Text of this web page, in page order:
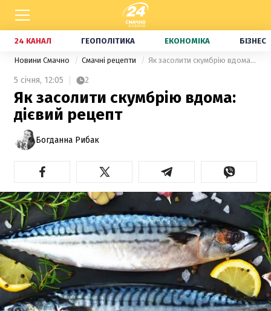
24 КАНАЛ ГЕОПОЛІТИКА ЕКОНОМІКА БІЗНЕС
Новини Смачно Смачні рецепти Як засолити скумбрію вдома: дієвий рецепт
5 січня, 12:05 2
Як засолити скумбрію вдома:
дієвий рецепт
Богданна Рибак